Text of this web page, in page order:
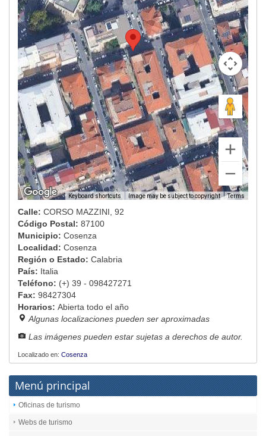
Keyboard shortcuts Image may be subject to copyright Terms
Calle: CORSO MAZZINI, 92
Código Postal: 87100
Municipio: Cosenza
Localidad: Cosenza
Región o Estado: Calabria
País: Italia
Teléfono: (+) 39 - 098427271
Fax: 98427304
Horarios: Abierta todo el año
Algunas localizaciones pueden ser aproximadas
Las imágenes pueden estar sujetas a derechos de autor.
Localizado en: Cosenza
Menú principal
Oficinas de turismo
Webs de turismo